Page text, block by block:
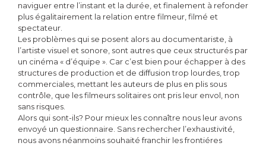
naviguer entre l’instant et la durée, et finalement à refonder
plus égalitairement la relation entre filmeur, filmé et
spectateur.
Les problèmes qui se posent alors au documentariste, à
l’artiste visuel et sonore, sont autres que ceux structurés par
un cinéma « d’équipe ». Car c’est bien pour échapper à des
structures de production et de diffusion trop lourdes, trop
commerciales, mettant les auteurs de plus en plis sous
contrôle, que les filmeurs solitaires ont pris leur envol, non
sans risques.
Alors qui sont-ils? Pour mieux les connaître nous leur avons
envoyé un questionnaire. Sans rechercher l’exhaustivité,
nous avons néanmoins souhaité franchir les frontiéres